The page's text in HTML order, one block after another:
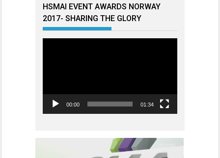
HSMAI EVENT AWARDS NORWAY
2017- SHARING THE GLORY
00:00 01:34